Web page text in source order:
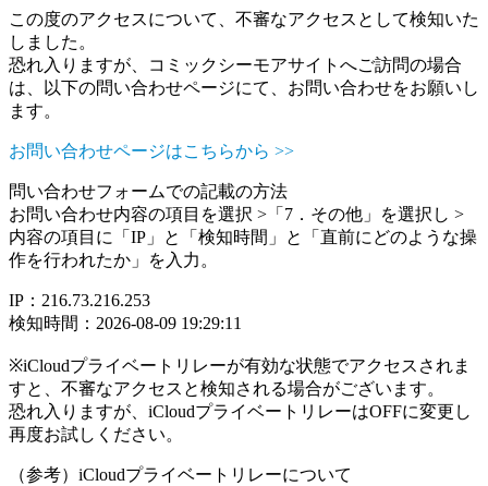
この度のアクセスについて、不審なアクセスとして検知いた
しました。
恐れ入りますが、コミックシーモアサイトへご訪問の場合
は、以下の問い合わせページにて、お問い合わせをお願いし
ます。
お問い合わせページはこちらから >>
問い合わせフォームでの記載の方法
お問い合わせ内容の項目を選択 >「7．その他」を選択し >
内容の項目に「IP」と「検知時間」と「直前にどのような操
作を行われたか」を入力。
IP：216.73.216.253
検知時間：2026-08-09 19:29:11
※iCloudプライベートリレーが有効な状態でアクセスされま
すと、不審なアクセスと検知される場合がございます。
恐れ入りますが、iCloudプライベートリレーはOFFに変更し
再度お試しください。
（参考）iCloudプライベートリレーについて